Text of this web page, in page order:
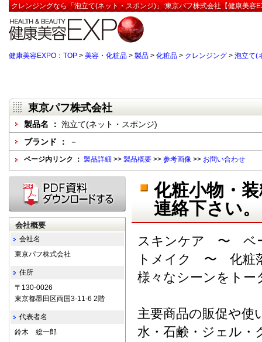
クレンジングなら「泡立て(ネット・スポンジ)」:東京パフ株式会社【健康美容
健康美容EXPO：TOP > 美容・化粧品 > 製品 > 化粧品 > クレンジング > 泡立て(
東京パフ株式会社
製品名 ： 泡立て(ネット・スポンジ)
ブランド ：
－
ページ内リンク ： 製品詳細 >> 製品概要 >> 参考画像 >> お問い合わせ
化粧小物・
連絡下さい。
スキンケア 〜 ベ
トメイク 〜 化
様々なシーンをトー
主要商品の販促や使
水・石鹸・ジェル・
会社概要
会社名
東京パフ株式会社
住所
〒130-0026
東京都墨田区両国3-11-6 2階
代表者名
鈴木 総一郎